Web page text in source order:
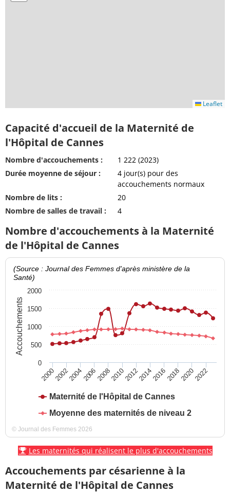
Leaflet
Capacité d'accueil de la Maternité de
l'Hôpital de Cannes
Nombre d'accouchements :
1 222 (2023)
Durée moyenne de séjour :
4 jour(s) pour des
accouchements normaux
Nombre de lits :
20
Nombre de salles de travail :
4
Nombre d'accouchements à la Maternité
de l'Hôpital de Cannes
Accouchements
(Source : Journal des Femmes d'après ministère de la
Santé)
Maternité de l'Hôpital de Cannes
Moyenne des maternités de niveau 2
200020022004200620082010201220142016201820202022
0
500
1000
1500
2000
© Journal des Femmes 2026
Les maternités qui réalisent le plus d'accouchements
Accouchements par césarienne à la
Maternité de l'Hôpital de Cannes